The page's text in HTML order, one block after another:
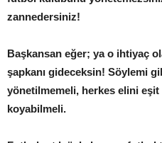
zannedersiniz!
Başkansan eğer; ya o ihtiyaç
şapkanı gideceksin! Söylemi
yönetilmemeli, herkes elini eşit
koyabilmeli.